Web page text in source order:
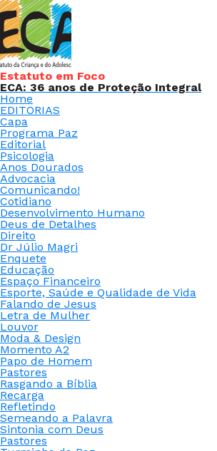
Estatuto em Foco
ECA: 36 anos de Proteção Integral
Home
EDITORIAS
Capa
Programa Paz
Editorial
Psicologia
Anos Dourados
Advocacia
Comunicando!
Cotidiano
Desenvolvimento Humano
Deus de Detalhes
Direito
Dr Júlio Magri
Enquete
Educação
Espaço Financeiro
Esporte, Saúde e Qualidade de Vida
Falando de Jesus
Letra de Mulher
Louvor
Moda & Design
Momento A2
Papo de Homem
Pastores
Rasgando a Bíblia
Recarga
Refletindo
Semeando a Palavra
Sintonia com Deus
Pastores